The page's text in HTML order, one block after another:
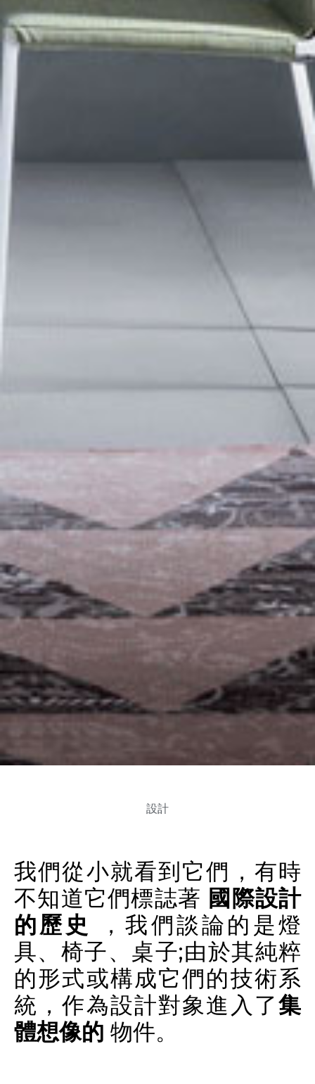
設計
我們從小就看到它們，有時
不知道它們標誌著 國際設計
的歷史
，我們談論的是燈
具、椅子、桌子;由於其純粹
的形式或構成它們的技術系
統，作為設計對象進入了集
體想像的 物件。